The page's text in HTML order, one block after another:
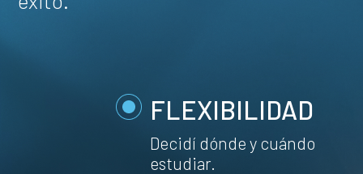
FLEXIBILIDAD
Decidí dónde y cuándo
estudiar.